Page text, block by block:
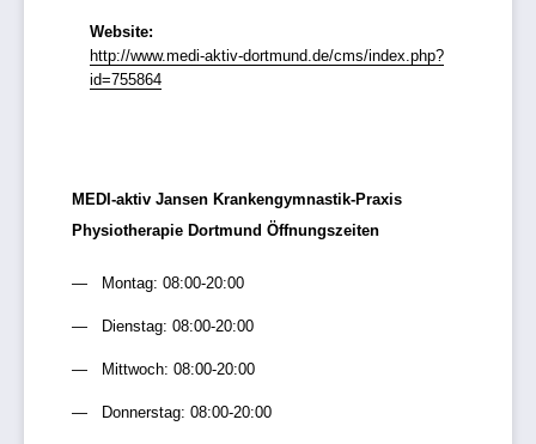
Website:
http://www.medi-aktiv-dortmund.de/cms/index.php?
id=755864
MEDI-aktiv Jansen Krankengymnastik-Praxis
Physiotherapie Dortmund Öffnungszeiten
Montag: 08:00-20:00
Dienstag: 08:00-20:00
Mittwoch: 08:00-20:00
Donnerstag: 08:00-20:00